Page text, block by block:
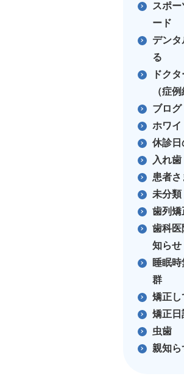
スポ
ード
デン
る
ドク
（症
ブログ
ホワイ
休診日
入れ歯
患者さ
未分類
歯列矯
歯科医
知らせ
睡眠
群
矯正し
矯正日
虫歯
親知ら